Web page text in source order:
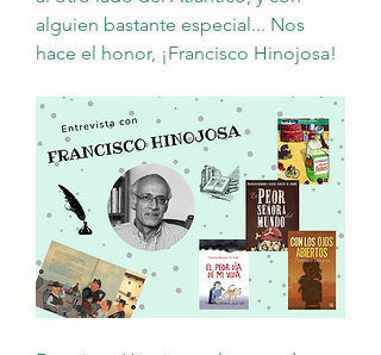
alguien bastante especial... Nos
hace el honor, ¡Francisco Hinojosa!